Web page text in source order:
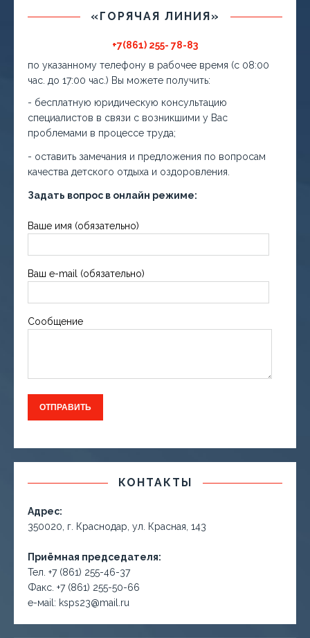
«ГОРЯЧАЯ ЛИНИЯ»
+7(861) 255- 78-83
по указанному телефону в рабочее время (с 08:00
час. до 17:00 час.) Вы можете получить:
- бесплатную юридическую консультацию
специалистов в связи с возникшими у Вас
проблемами в процессе труда;
- оставить замечания и предложения по вопросам
качества детского отдыха и оздоровления.
Задать вопрос в онлайн режиме:
Ваше имя (обязательно)
Ваш e-mail (обязательно)
Сообщение
КОНТАКТЫ
Адрес:
350020, г. Краснодар, ул. Красная, 143
Приёмная председателя:
Тел. +7 (861) 255-46-37
Факс. +7 (861) 255-50-66
е-маil: ksps23@mail.ru